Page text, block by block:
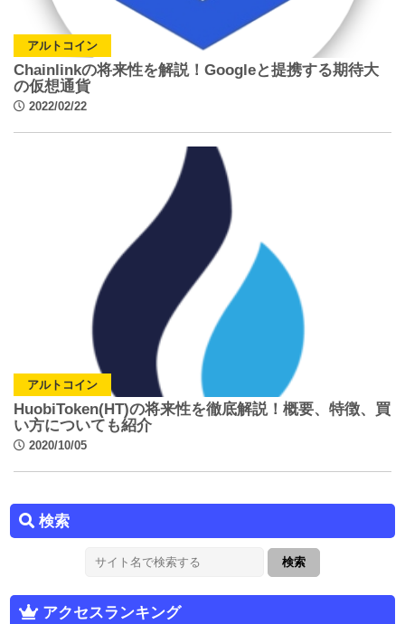
アルトコイン
Chainlinkの将来性を解説！Googleと提携する期待大
の仮想通貨
2022/02/22
アルトコイン
HuobiToken(HT)の将来性を徹底解説！概要、特徴、買
い方についても紹介
2020/10/05
検索
アクセスランキング